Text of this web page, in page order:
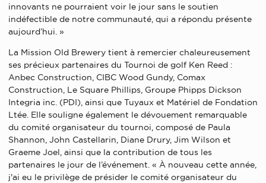
innovants ne pourraient voir le jour sans le soutien
indéfectible de notre communauté, qui a répondu présente
aujourd’hui. »
La Mission Old Brewery tient à remercier chaleureusement
ses précieux partenaires du Tournoi de golf Ken Reed :
Anbec Construction, CIBC Wood Gundy, Comax
Construction, Le Square Phillips, Groupe Phipps Dickson
Integria inc. (PDI), ainsi que Tuyaux et Matériel de Fondation
Ltée. Elle souligne également le dévouement remarquable
du comité organisateur du tournoi, composé de Paula
Shannon, John Castellarin, Diane Drury, Jim Wilson et
Graeme Joel, ainsi que la contribution de tous les
partenaires le jour de l’événement. « À nouveau cette année,
j'ai eu le privilège de présider le comité organisateur du